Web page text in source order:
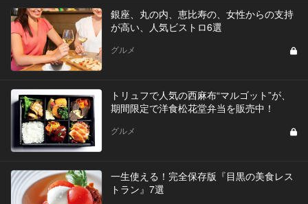
銀座、丸の内、恵比寿の、女性からの支持
が高い、人気ビストロ6選
グルメ
トリュフで人気の西麻布“マルゴット”が、
期間限定で洋食松花堂弁当を販売中！
グルメ
一生使える！完全保存版『目黒の美食レス
トラン』7選